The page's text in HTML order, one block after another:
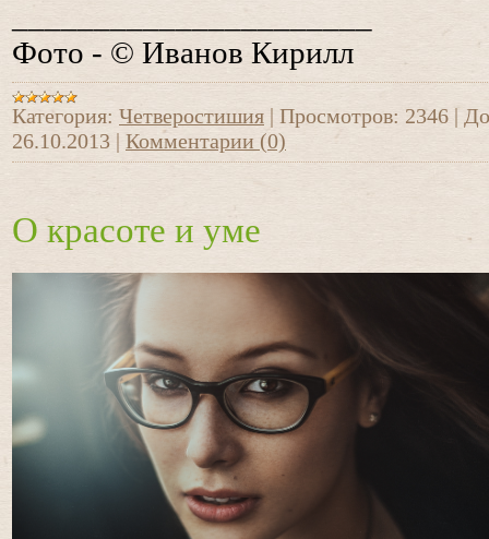
Фото - © Иванов Кирилл
Категория: Четверостишия | Просмотров: 2346 |
26.10.2013 | Комментарии (0)
О красоте и уме